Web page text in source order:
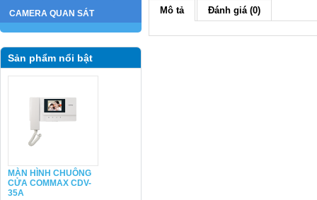
CAMERA QUAN SÁT
Sản phẩm nổi bật
MÀN HÌNH CHUÔNG
CỬA COMMAX CDV-
35A
Mô tả Đánh giá (0)